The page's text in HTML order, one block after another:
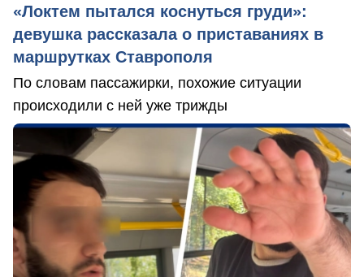
«Локтем пытался коснуться груди»:
девушка рассказала о приставаниях в
маршрутках Ставрополя
По словам пассажирки, похожие ситуации
происходили с ней уже трижды